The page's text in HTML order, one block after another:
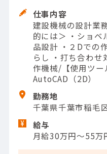
仕事内容
建設機械の設計業
的には＞ ・ショベ
品設計 ・２Dでの
らし ・打ち合わ
作機械/【使用ツ
AutoCAD（2D）
勤務地
千葉県千葉市稲毛
給与
月給30万円～55